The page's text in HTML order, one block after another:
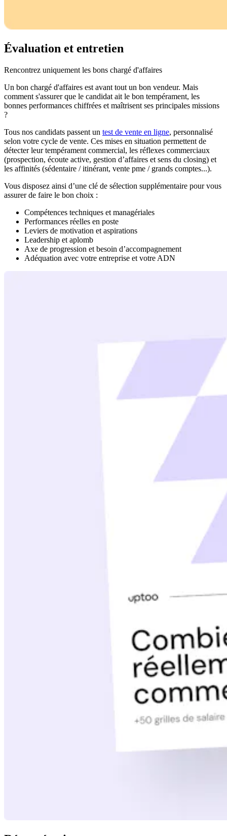
Évaluation et entretien
Rencontrez uniquement les bons chargé d'affaires
Un bon chargé d'affaires est avant tout un bon vendeur. Mais
comment s'assurer que le candidat ait le bon tempérament, les
bonnes performances chiffrées et maîtrisent ses principales missions
?
Tous nos candidats passent un test de vente en ligne, personnalisé
selon votre cycle de vente. Ces mises en situation permettent de
détecter leur tempérament commercial, les réflexes commerciaux
(prospection, écoute active, gestion d’affaires et sens du closing) et
les affinités (sédentaire / itinérant, vente pme / grands comptes...).
Vous disposez ainsi d’une clé de sélection supplémentaire pour vous
assurer de faire le bon choix :
Compétences techniques et managériales
Performances réelles en poste
Leviers de motivation et aspirations
Leadership et aplomb
Axe de progression et besoin d’accompagnement
Adéquation avec votre entreprise et votre ADN